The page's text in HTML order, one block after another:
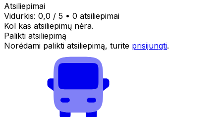
Atsiliepimai
Vidurkis: 0,0 / 5 • 0 atsiliepimai
Kol kas atsiliepimų nėra.
Palikti atsiliepimą
Norėdami palikti atsiliepimą, turite prisijungti.